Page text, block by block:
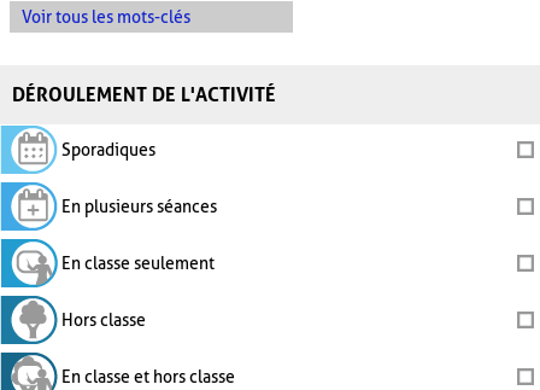
Voir tous les mots-clés
DÉROULEMENT DE L'ACTIVITÉ
Sporadiques
En plusieurs séances
En classe seulement
Hors classe
En classe et hors classe